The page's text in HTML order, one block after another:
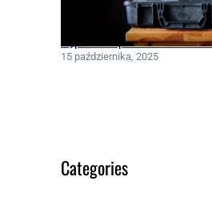
Wypełnienia piankowe do
15 października, 2025
Categories